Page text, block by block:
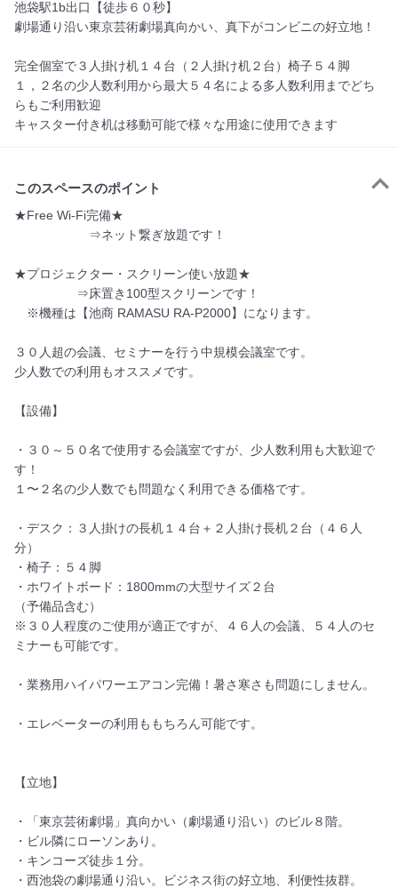
池袋駅1b出口【徒歩６０秒】
劇場通り沿い東京芸術劇場真向かい、真下がコンビニの好立地！
完全個室で３人掛け机１４台（２人掛け机２台）椅子５４脚
１，２名の少人数利用から最大５４名による多人数利用までどち
らもご利用歓迎
キャスター付き机は移動可能で様々な用途に使用できます
このスペースのポイント
★Free Wi-Fi完備★
⇒ネット繋ぎ放題です！
★プロジェクター・スクリーン使い放題★
⇒床置き100型スクリーンです！
※機種は【池商 RAMASU RA-P2000】になります。
３０人超の会議、セミナーを行う中規模会議室です。
少人数での利用もオススメです。
【設備】
・３０～５０名で使用する会議室ですが、少人数利用も大歓迎で
す！
１〜２名の少人数でも問題なく利用できる価格です。
・デスク：３人掛けの長机１４台＋２人掛け長机２台（４６人
分）
・椅子：５４脚
・ホワイトボード：1800mmの大型サイズ２台
（予備品含む）
※３０人程度のご使用が適正ですが、４６人の会議、５４人のセ
ミナーも可能です。
・業務用ハイパワーエアコン完備！暑さ寒さも問題にしません。
・エレベーターの利用ももちろん可能です。
【立地】
・「東京芸術劇場」真向かい（劇場通り沿い）のビル８階。
・ビル隣にローソンあり。
・キンコーズ徒歩１分。
・西池袋の劇場通り沿い。ビジネス街の好立地、利便性抜群。